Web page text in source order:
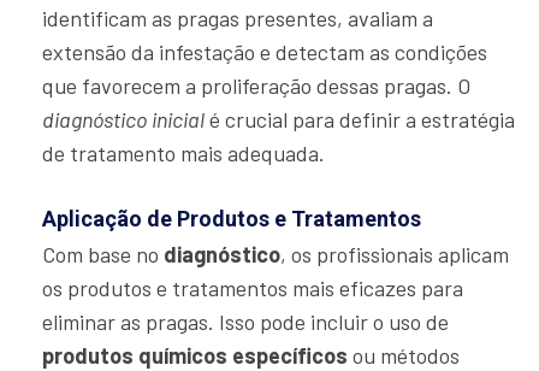
identificam as pragas presentes, avaliam a
extensão da infestação e detectam as condições
que favorecem a proliferação dessas pragas. O
diagnóstico inicialé crucial para definir a estratégia
de tratamento mais adequada.
Aplicação de Produtos e Tratamentos
Com base no diagnóstico, os profissionais aplicam
os produtos e tratamentos mais eficazes para
eliminar as pragas. Isso pode incluir o uso de
produtos químicos específicos ou métodos